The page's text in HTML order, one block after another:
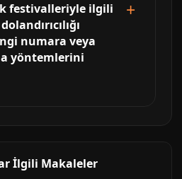
festivalleriyle ilgili
numara veya
yöntemlerini
İlgili Makaleler